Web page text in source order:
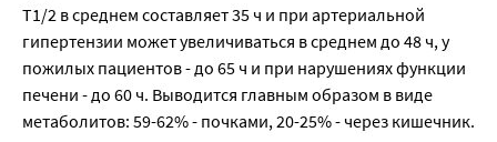
T1/2 в среднем составляет 35 ч и при артериальной
гипертензии может увеличиваться в среднем до 48 ч, у
пожилых пациентов - до 65 ч и при нарушениях функции
печени - до 60 ч. Выводится главным образом в виде
метаболитов: 59-62% - почками, 20-25% - через кишечник.